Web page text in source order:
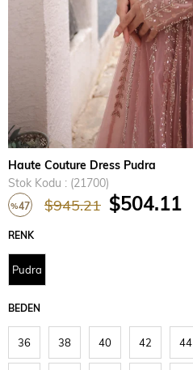
Haute Couture Dress Pudra
Stok Kodu
(21700)
%47
İndirim
$945.21 $504.11
RENK
Pudra
BEDEN
36 38 40 42 44